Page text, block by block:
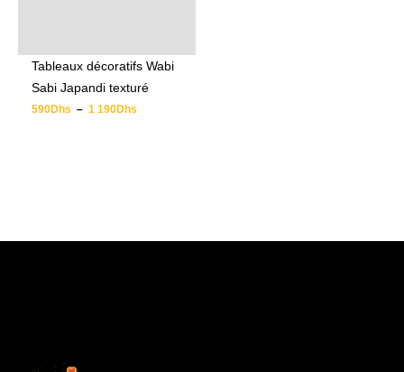
Tableaux décoratifs Wabi
Sabi Japandi texturé
590Dhs – 1 190Dhs